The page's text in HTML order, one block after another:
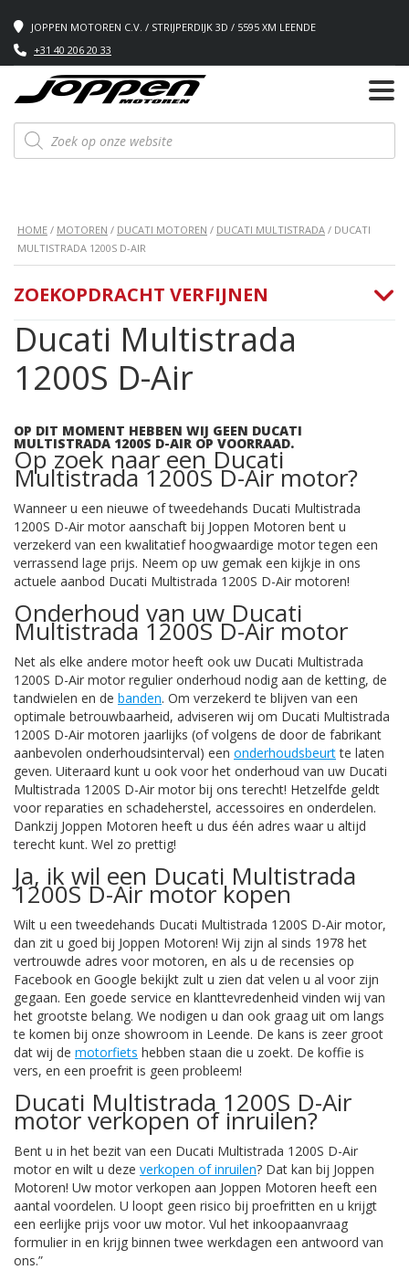
JOPPEN MOTOREN C.V. / STRIJPERDIJK 3D / 5595 XM LEENDE
+31 40 206 20 33
Producten
zoeken
HOME / MOTOREN / DUCATI MOTOREN / DUCATI MULTISTRADA / DUCATI
MULTISTRADA 1200S D-AIR
Ducati Multistrada
1200S D-Air
OP DIT MOMENT HEBBEN WIJ GEEN DUCATI
MULTISTRADA 1200S D-AIR OP VOORRAAD.
Op zoek naar een Ducati
Multistrada 1200S D-Air motor?
Wanneer u een nieuwe of tweedehands Ducati Multistrada
1200S D-Air motor aanschaft bij Joppen Motoren bent u
verzekerd van een kwalitatief hoogwaardige motor tegen een
verrassend lage prijs. Neem op uw gemak een kijkje in ons
actuele aanbod Ducati Multistrada 1200S D-Air motoren!
Onderhoud van uw Ducati
Multistrada 1200S D-Air motor
Net als elke andere motor heeft ook uw Ducati Multistrada
1200S D-Air motor regulier onderhoud nodig aan de ketting, de
tandwielen en de banden. Om verzekerd te blijven van een
optimale betrouwbaarheid, adviseren wij om Ducati Multistrada
1200S D-Air motoren jaarlijks (of volgens de door de fabrikant
aanbevolen onderhoudsinterval) een onderhoudsbeurtte laten
geven. Uiteraard kunt u ook voor het onderhoud van uw Ducati
Multistrada 1200S D-Air motor bij ons terecht! Hetzelfde geldt
voor reparaties en schadeherstel, accessoires en onderdelen.
Dankzij Joppen Motoren heeft u dus één adres waar u altijd
terecht kunt. Wel zo prettig!
Ja, ik wil een Ducati Multistrada
1200S D-Air motor kopen
Wilt u een tweedehands Ducati Multistrada 1200S D-Air motor,
dan zit u goed bij Joppen Motoren! Wij zijn al sinds 1978 het
vertrouwde adres voor motoren, en als u de recensies op
Facebook en Google bekijkt zult u zien dat velen u al voor zijn
gegaan. Een goede service en klanttevredenheid vinden wij van
het grootste belang. We nodigen u dan ook graag uit om langs
te komen bij onze showroom in Leende. De kans is zeer groot
dat wij de motorfiets hebben staan die u zoekt. De koffie is
vers, en een proefrit is geen probleem!
Ducati Multistrada 1200S D-Air
motor verkopen of inruilen?
Bent u in het bezit van een Ducati Multistrada 1200S D-Air
motor en wilt u deze verkopen of inruilen? Dat kan bij Joppen
Motoren! Uw motor verkopen aan Joppen Motoren heeft een
aantal voordelen. U loopt geen risico bij proefritten en u krijgt
een eerlijke prijs voor uw motor. Vul het inkoopaanvraag
formulier in en krijg binnen twee werkdagen een antwoord van
ons.”
ZOEKOPDRACHT VERFIJNEN